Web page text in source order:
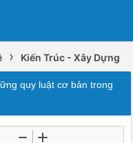
› Kiến Trúc - Xây Dựng
quy luật cơ bản trong